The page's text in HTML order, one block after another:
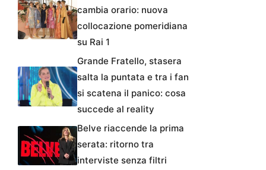
cambia orario: nuova
collocazione pomeridiana
su Rai 1
Grande Fratello, stasera
salta la puntata e tra i fan
si scatena il panico: cosa
succede al reality
Belve riaccende la prima
serata: ritorno tra
interviste senza filtri